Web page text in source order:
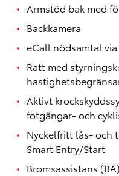
Armstöd bak med
Backkamera
eCall nödsamtal
Ratt med
Aktivt
fotgängar- och
Nyckelfritt lås- och
Smart Entry/Start
Bromsassistans (BA)